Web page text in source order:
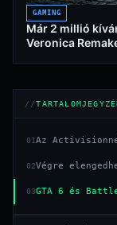
GAMING
Már 2 millió
Veronica
01Az
02Végre
03GTA 6 és